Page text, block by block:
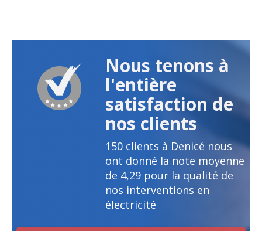
Nous tenons à
l'entière
satisfaction de
nos clients
150 clients à Denicé nous
ont donné la note moyenne
de 4,29 pour la qualité de
nos interventions en
électricité